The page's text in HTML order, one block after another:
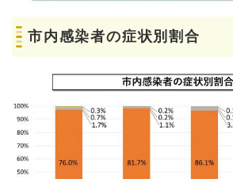
市内感染者の症状別割合